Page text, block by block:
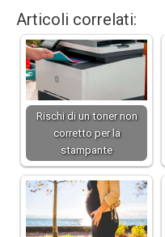
Articoli correlati:
Rischi di un toner non
corretto per la
stampante